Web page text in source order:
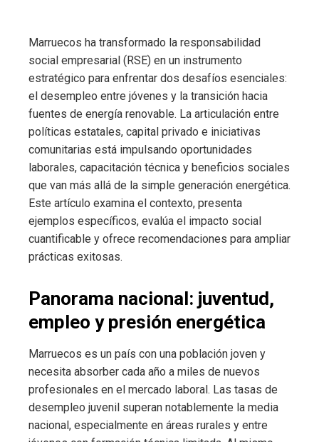
Marruecos ha transformado la responsabilidad
social empresarial (RSE) en un instrumento
estratégico para enfrentar dos desafíos esenciales:
el desempleo entre jóvenes y la transición hacia
fuentes de energía renovable. La articulación entre
políticas estatales, capital privado e iniciativas
comunitarias está impulsando oportunidades
laborales, capacitación técnica y beneficios sociales
que van más allá de la simple generación energética.
Este artículo examina el contexto, presenta
ejemplos específicos, evalúa el impacto social
cuantificable y ofrece recomendaciones para ampliar
prácticas exitosas.
Panorama nacional: juventud,
empleo y presión energética
Marruecos es un país con una población joven y
necesita absorber cada año a miles de nuevos
profesionales en el mercado laboral. Las tasas de
desempleo juvenil superan notablemente la media
nacional, especialmente en áreas rurales y entre